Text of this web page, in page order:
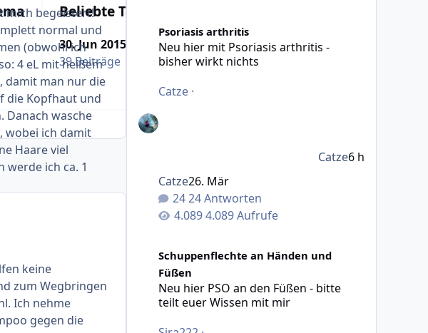
mich begeistert!
normal und
(obwohl ich
4 eL mit heißem
damit man nur die
die Kopfhaut und
Danach wasche
wobei ich damit
Haare viel
werde ich ca. 1
die nötigen
Beliebte Tage
30. Jun 2015
39 Beiträge
26. Jun 2015
36 Beiträge
28. Jun 2015
26 Beiträge
29. Jun 2015
keine
zum Wegbringen
Ich nehme
gegen die
Psoriasis arthritis
Neu hier mit Psoriasis arthritis -
bisher wirkt nichts
Catze ·
24 Antworten
4.089 Aufrufe
Catze26. Mär
Catze6 h
Schuppenflechte an Händen und
Füßen
Neu hier PSO an den Füßen - bitte
teilt euer Wissen mit mir